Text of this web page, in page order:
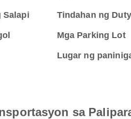
Salapi Tindahan ng
Mga Parking Lot
Lugar ng
sa